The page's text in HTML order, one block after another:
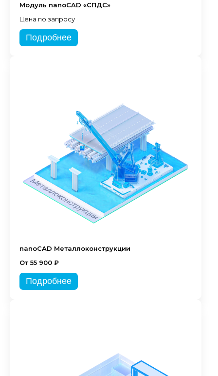
Модуль nanoCAD «СПДС»
Цена по запросу
Подробнее
nanoCAD Металлоконструкции
От 55 900 ₽
Подробнее